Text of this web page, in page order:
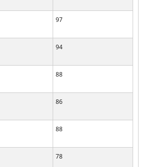
97
94
88
86
88
78